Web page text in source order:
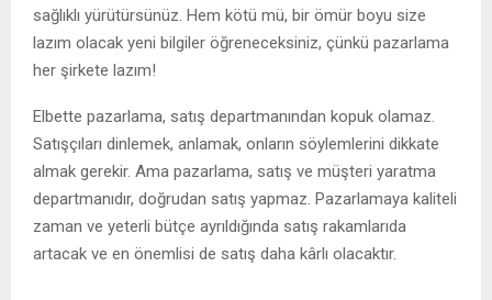
sağlıklı yürütürsünüz. Hem kötü mü, bir ömür boyu size
lazım olacak yeni bilgiler öğreneceksiniz, çünkü pazarlama
her şirkete lazım!
Elbette pazarlama, satış departmanından kopuk olamaz.
Satışçıları dinlemek, anlamak, onların söylemlerini dikkate
almak gerekir. Ama pazarlama, satış ve müşteri yaratma
departmanıdır, doğrudan satış yapmaz. Pazarlamaya kaliteli
zaman ve yeterli bütçe ayrıldığında satış rakamlarıda
artacak ve en önemlisi de satış daha kârlı olacaktır.